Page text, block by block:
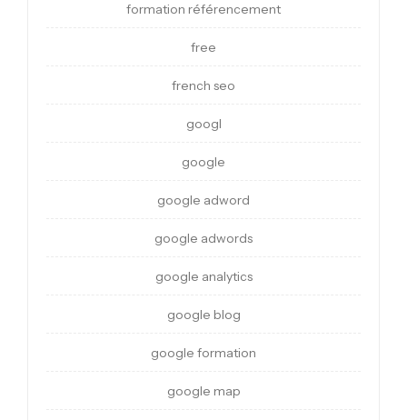
formation référencement
free
french seo
googl
google
google adword
google adwords
google analytics
google blog
google formation
google map